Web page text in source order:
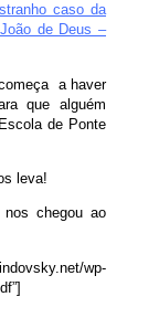
caso da
de Deus –
a haver
que alguém
de Ponte
leva!
chegou ao
wp-